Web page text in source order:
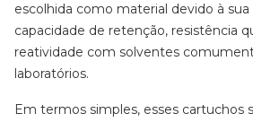
escolhida como material devido à
capacidade de retenção, resistência
reatividade com solventes
laboratórios.
Em termos simples, esses cartuchos